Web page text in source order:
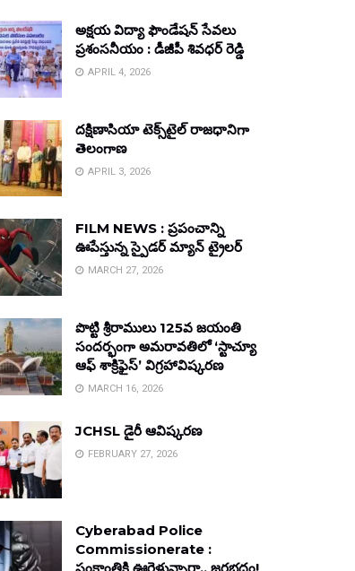
అక్షయ విద్యా ఫౌండేషన్ సేవలు
ప్రశంసనీయం : డీజీపీ శివధర్ రెడ్డి
APRIL 4, 2026
దక్షిణాసియా టెక్స్‌టైల్ రాజధానిగా
తెలంగాణ
APRIL 3, 2026
FILM NEWS : ప్రపంచాన్ని
ఊపేస్తున్న స్పైడర్ మ్యాన్ ట్రైలర్
MARCH 27, 2026
పొట్టి శ్రీరాములు 125వ జయంతి
సందర్భంగా అమరావతిలో ‘స్టాచ్యూ
ఆఫ్ శాక్రిఫైస్’ విగ్రహావిష్కరణ
MARCH 16, 2026
JCHSL డైరీ ఆవిష్కరణ
FEBRUARY 27, 2026
Cyberabad Police
Commissionerate :